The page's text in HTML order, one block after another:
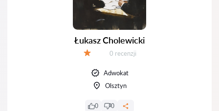
Łukasz Cholewicki
Recenzji:
0 recenzji
Adwokat
Olsztyn
0 0